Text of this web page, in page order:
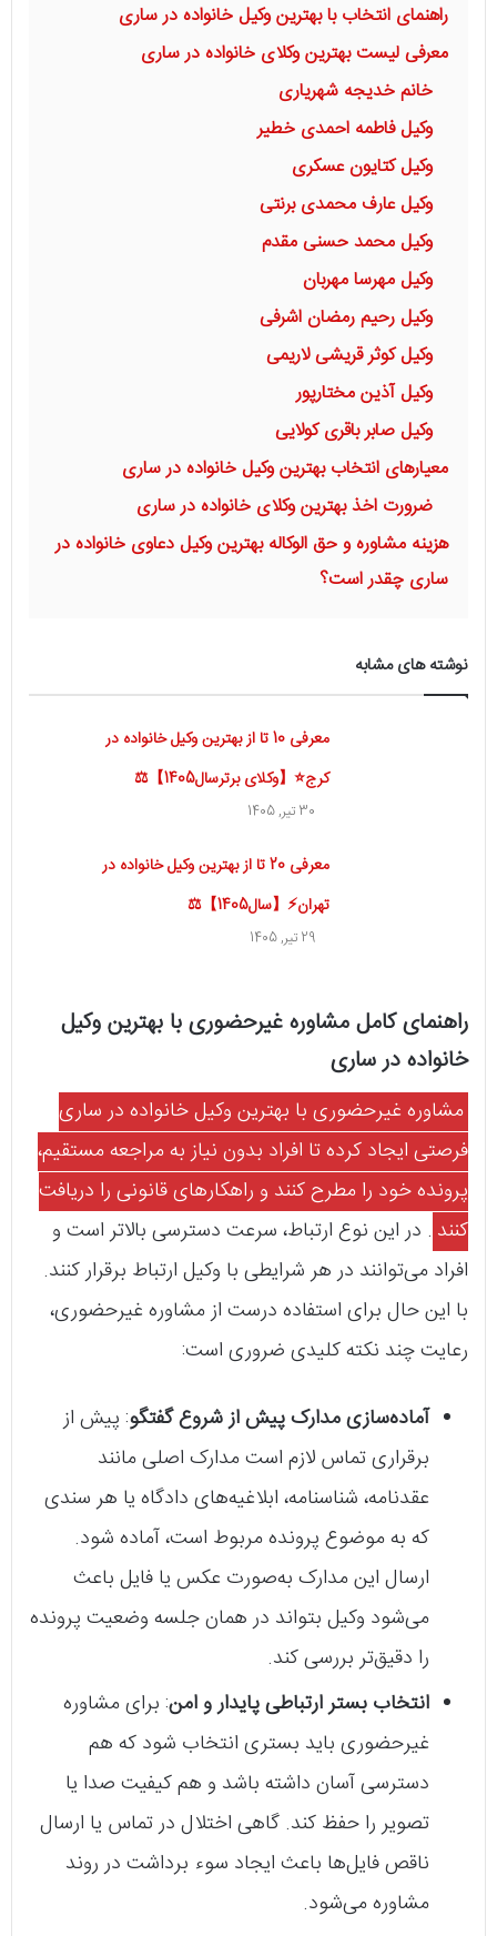
راهنمای انتخاب با بهترین وکیل خانواده در ساری
معرفی لیست بهترین وکلای خانواده در ساری
خانم خدیجه شهریاری
وکیل فاطمه احمدی خطیر
وکیل کتایون عسکری
وکیل عارف محمدی برنتی
وکیل محمد حسنی مقدم
وکیل مهرسا مهربان
وکیل رحیم رمضان اشرفی
وکیل کوثر قریشی لاریمی
وکیل آذین مختارپور
وکیل صابر باقرى كولايى
معیارهای انتخاب بهترین وکیل خانواده در ساری
ضرورت اخذ بهترین وکلای خانواده در ساری
هزینه مشاوره و حق الوکاله بهترین وکیل دعاوی خانواده در
ساری چقدر است؟
نوشته های مشابه
معرفی 10 تا از بهترین وکیل خانواده در
کرج⭐【وکلای برترسال1405】⚖️
30 تیر, 1405
معرفی 20 تا از بهترین وکیل خانواده در
تهران⚡【سال1405】⚖️
29 تیر, 1405
راهنمای کامل مشاوره غیرحضوری با بهترین وکیل
خانواده در ساری
مشاوره غیرحضوری با بهترین وکیل خانواده در ساری
فرصتی ایجاد کرده تا افراد بدون نیاز به مراجعه مستقیم،
پرونده خود را مطرح کنند و راهکارهای قانونی را دریافت
کنند . در این نوع ارتباط، سرعت دسترسی بالاتر است و
افراد می‌توانند در هر شرایطی با وکیل ارتباط برقرار کنند.
با این حال برای استفاده درست از مشاوره غیرحضوری،
رعایت چند نکته کلیدی ضروری است:
آماده‌سازی مدارک پیش از شروع گفتگو: پیش از
برقراری تماس لازم است مدارک اصلی مانند
عقدنامه، شناسنامه، ابلاغیه‌های دادگاه یا هر سندی
که به موضوع پرونده مربوط است، آماده شود.
ارسال این مدارک به‌صورت عکس یا فایل باعث
می‌شود وکیل بتواند در همان جلسه وضعیت پرونده
را دقیق‌تر بررسی کند.
انتخاب بستر ارتباطی پایدار و امن: برای مشاوره
غیرحضوری باید بستری انتخاب شود که هم
دسترسی آسان داشته باشد و هم کیفیت صدا یا
تصویر را حفظ کند. گاهی اختلال در تماس یا ارسال
ناقص فایل‌ها باعث ایجاد سوء برداشت در روند
مشاوره می‌شود.